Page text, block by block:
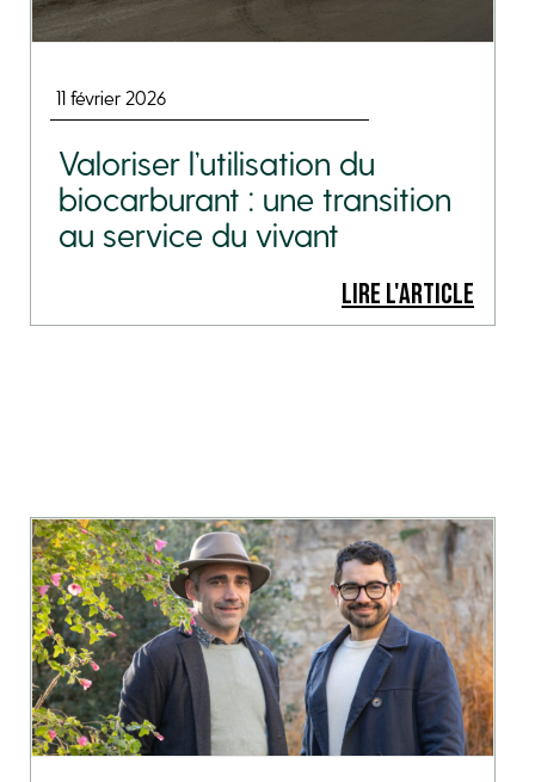
11 février 2026
Valoriser l’utilisation du
biocarburant : une transition
au service du vivant
LIRE L'ARTICLE